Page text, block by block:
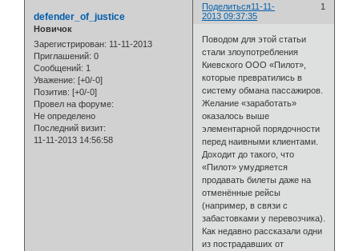
Поделиться 1
11-11-
2013 09:37:35
defender_of_justice
Новичок
Зарегистрирован: 11-11-2013
Приглашений: 0
Сообщений: 1
Уважение: [+0/-0]
Позитив: [+0/-0]
Провел на форуме:
Не определено
Последний визит:
11-11-2013 14:56:58
Поводом для этой статьи
стали злоупотребления
Киевского ООО «Пилот»,
которые превратились в
систему обмана пассажиров.
Желание «заработать»
оказалось выше
элементарной порядочности
перед наивными клиентами.
Доходит до такого, что
«Пилот» умудряется
продавать билеты даже на
отменённые рейсы
(например, в связи с
забастовками у перевозчика).
Как недавно рассказали одни
из пострадавших от